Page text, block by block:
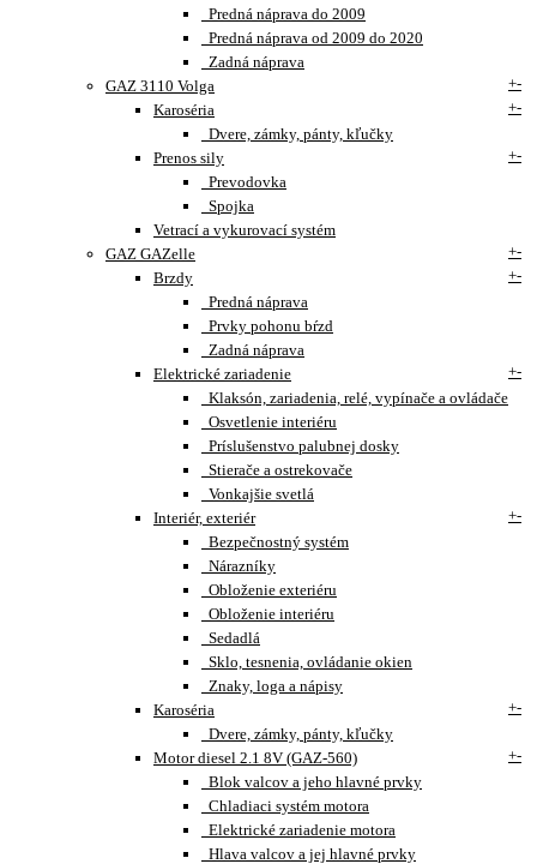
Predná náprava do 2009
Predná náprava od 2009 do 2020
Zadná náprava
GAZ 3110 Volga
+-
Karoséria
+-
Dvere, zámky, pánty, kľučky
Prenos sily
+-
Prevodovka
Spojka
Vetrací a vykurovací systém
GAZ GAZelle
+-
Brzdy
+-
Predná náprava
Prvky pohonu bŕzd
Zadná náprava
Elektrické zariadenie
+-
Klaksón, zariadenia, relé, vypínače a ovládače
Osvetlenie interiéru
Príslušenstvo palubnej dosky
Stierače a ostrekovače
Vonkajšie svetlá
Interiér, exteriér
+-
Bezpečnostný systém
Nárazníky
Obloženie exteriéru
Obloženie interiéru
Sedadlá
Sklo, tesnenia, ovládanie okien
Znaky, loga a nápisy
Karoséria
+-
Dvere, zámky, pánty, kľučky
Motor diesel 2.1 8V (GAZ-560)
+-
Blok valcov a jeho hlavné prvky
Chladiaci systém motora
Elektrické zariadenie motora
Hlava valcov a jej hlavné prvky